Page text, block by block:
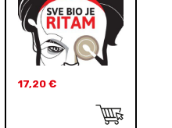
17,20 €